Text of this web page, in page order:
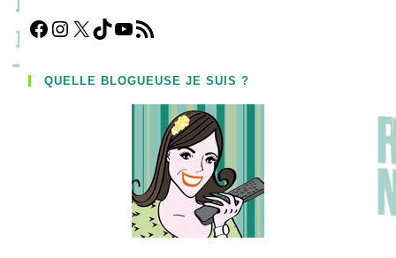
Facebook
Instagram
X TikTokYouTube
Flux RSS
QUELLE BLOGUEUSE JE SUIS ?